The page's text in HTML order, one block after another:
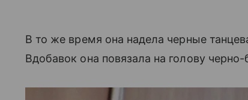
В то же время она надела черные
Вдобавок она повязала на голову